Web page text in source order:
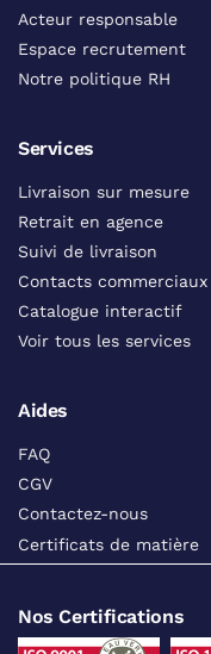
Acteur responsable
Espace recrutement
Notre politique RH
Services
Livraison sur mesure
Retrait en agence
Suivi de livraison
Contacts commerciaux
Catalogue interactif
Voir tous les services
Aides
FAQ
CGV
Contactez-nous
Certificats de matière
Nos Certifications